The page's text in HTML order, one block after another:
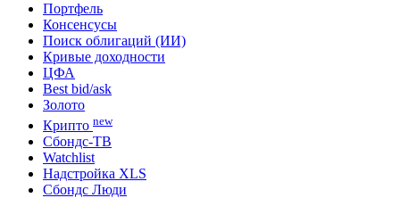
Портфель
Консенсусы
Поиск облигаций (ИИ)
Кривые доходности
ЦФА
Best bid/ask
Золото
Крипто new
Сбондс-ТВ
Watchlist
Надстройка XLS
Сбондс Люди